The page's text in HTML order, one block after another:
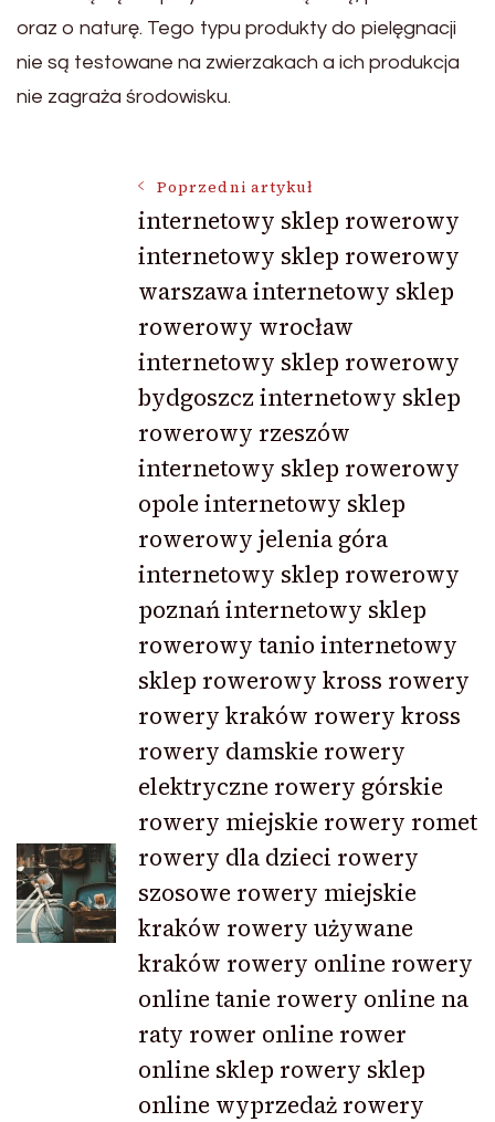
oraz o naturę. Tego typu produkty do pielęgnacji
nie są testowane na zwierzakach a ich produkcja
nie zagraża środowisku.
Nawigacja
wpisu
Poprzedni artykuł
internetowy sklep rowerowy
internetowy sklep rowerowy
warszawa internetowy sklep
rowerowy wrocław
internetowy sklep rowerowy
bydgoszcz internetowy sklep
rowerowy rzeszów
internetowy sklep rowerowy
opole internetowy sklep
rowerowy jelenia góra
internetowy sklep rowerowy
poznań internetowy sklep
rowerowy tanio internetowy
sklep rowerowy kross rowery
rowery kraków rowery kross
rowery damskie rowery
elektryczne rowery górskie
rowery miejskie rowery romet
rowery dla dzieci rowery
szosowe rowery miejskie
kraków rowery używane
kraków rowery online rowery
online tanie rowery online na
raty rower online rower
online sklep rowery sklep
online wyprzedaż rowery